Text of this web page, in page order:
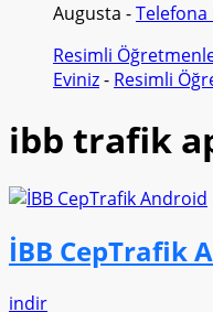
Augusta -
Resimli
Eviniz- Resimli
ibb trafik
İBB CepTrafik
indir